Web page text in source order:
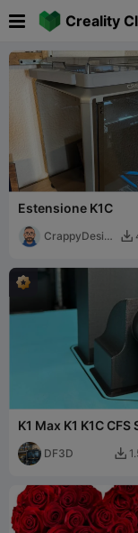
Creality
Estensione K1C
CrappyDesign

K1 Max K1 K1C
per residui
DF3D 